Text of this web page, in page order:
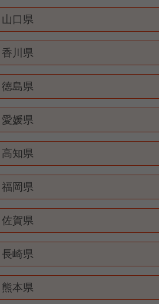
山口県
香川県
徳島県
愛媛県
高知県
福岡県
佐賀県
長崎県
熊本県